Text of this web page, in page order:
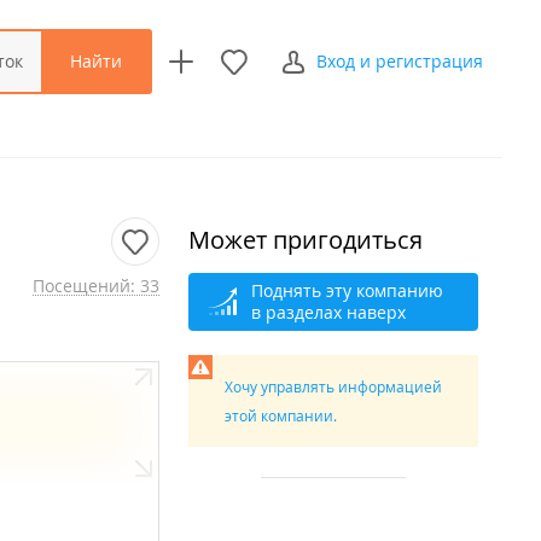
Найти Вход и регистрация
Посещений: 33
Может пригодиться
Поднять эту компанию
в разделах наверх
Хочу управлять информацией
этой компании.